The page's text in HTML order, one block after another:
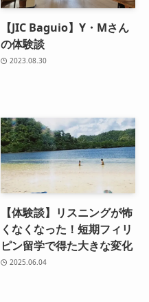
【JIC Baguio】Y・Mさん
の体験談
2023.08.30
【体験談】リスニングが怖
くなくなった！短期フィリ
ピン留学で得た大きな変化
2025.06.04